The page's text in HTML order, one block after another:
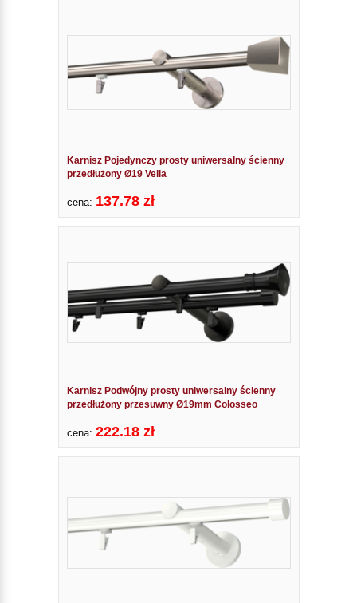
Karnisz Pojedynczy prosty uniwersalny ścienny
przedłużony Ø19 Velia
cena: 137.78 zł
Karnisz Podwójny prosty uniwersalny ścienny
przedłużony przesuwny Ø19mm Colosseo
cena: 222.18 zł